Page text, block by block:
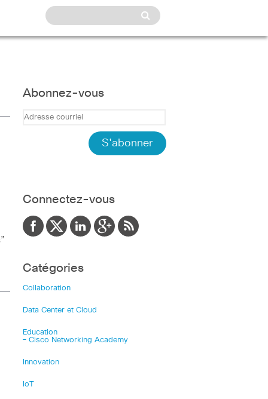
Abonnez-vous
Connectez-vous
Catégories
Collaboration
Data Center et Cloud
Education
– Cisco Networking Academy
Innovation
IoT